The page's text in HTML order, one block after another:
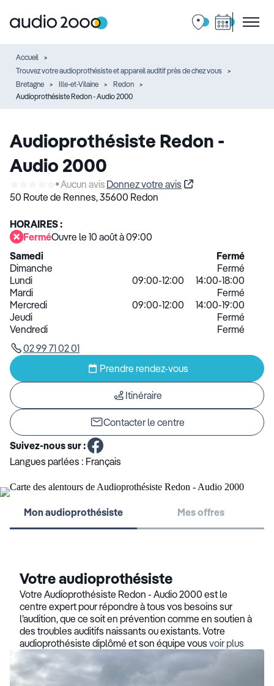
Accueil
Trouvez votre audioprothésiste et appareil auditif près de chez vous
Bretagne
Ille-et-Vilaine
Redon
Audioprothésiste Redon - Audio 2000
Audioprothésiste Redon -
Audio 2000
Aucun avis Donnez votre avis
50 Route de Rennes,35600 Redon
HORAIRES :
FerméOuvre le 10 août à 09:00
Samedi
Fermé
Dimanche
Fermé
Lundi
09:00-12:00
14:00-18:00
Mardi
Fermé
Mercredi
09:00-12:00
14:00-19:00
Jeudi
Fermé
Vendredi
Fermé
02 99 71 02 01
Prendre rendez-vous
Itinéraire
Contacter le centre
Suivez-nous sur :
Langues parlées : Français
Mon audioprothésiste Mes offres
Votre audioprothésiste
Votre Audioprothésiste Redon - Audio 2000 est le
centre expert pour répondre à tous vos besoins sur
l’audition, que ce soit en prévention comme en soutien à
des troubles auditifs naissants ou existants. Votre
audioprothésiste diplômé et son équipe vous voir plus